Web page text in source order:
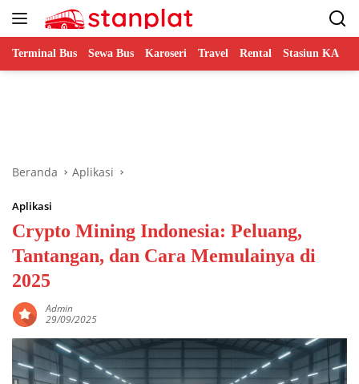
Terminal Bus Sewa Bus Karoseri Travel Rental Stasiun KA
Beranda Aplikasi
Aplikasi
Crypto Mining Indonesia: Peluang,
Tantangan, dan Cara Memulainya di
2025
Admin
29/09/2025